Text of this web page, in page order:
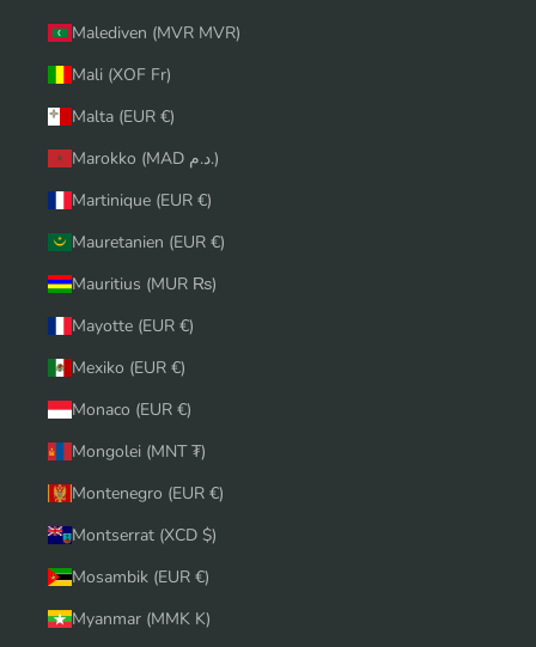
Malediven (MVR MVR)
Mali (XOF Fr)
Malta (EUR €)
Marokko (MAD د.م.)
Martinique (EUR €)
Mauretanien (EUR €)
Mauritius (MUR ₨)
Mayotte (EUR €)
Mexiko (EUR €)
Monaco (EUR €)
Mongolei (MNT ₮)
Montenegro (EUR €)
Montserrat (XCD $)
Mosambik (EUR €)
Myanmar (MMK K)